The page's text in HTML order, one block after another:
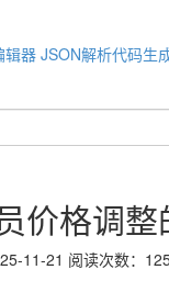
辑器 JSON解析代码生
价格调
11-21 阅读次数：